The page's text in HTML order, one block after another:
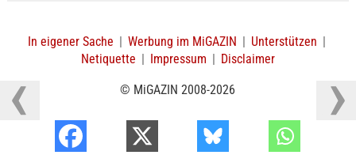
In eigener Sache | Werbung im MiGAZIN | Unterstützen |
Netiquette | Impressum | Disclaimer
© MiGAZIN 2008-2026